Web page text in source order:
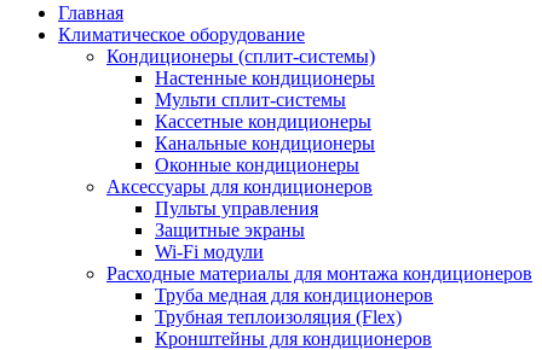
Главная
Климатическое оборудование
Кондиционеры (сплит-системы)
Настенные кондиционеры
Мульти сплит-системы
Кассетные кондиционеры
Канальные кондиционеры
Оконные кондиционеры
Аксессуары для кондиционеров
Пульты управления
Защитные экраны
Wi-Fi модули
Расходные материалы для монтажа кондиционеров
Труба медная для кондиционеров
Трубная теплоизоляция (Flex)
Кронштейны для кондиционеров